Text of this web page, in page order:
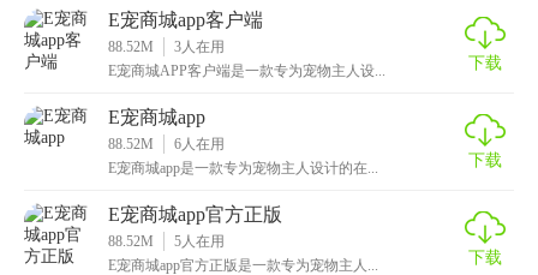
E宠商城app免费版以其全面的商品种类、丰富的社区互动以
及专业的宠物知识分享，成为了众多宠物主人的首选购物平
务，使得用户在享受购物乐趣的同时，也能获得实用的养宠
建议和支持。无论是新手还是经验丰富的宠物主人，都能在
E宠商城app客户端
88.52M 3 人在用
E宠商城APP客户端是一款专为宠物主人设...
下载
E宠商城app
88.52M 6 人在用
E宠商城app是一款专为宠物主人设计的在...
下载
E宠商城app官方正版
88.52M 5 人在用
E宠商城app官方正版是一款专为宠物主人...
下载